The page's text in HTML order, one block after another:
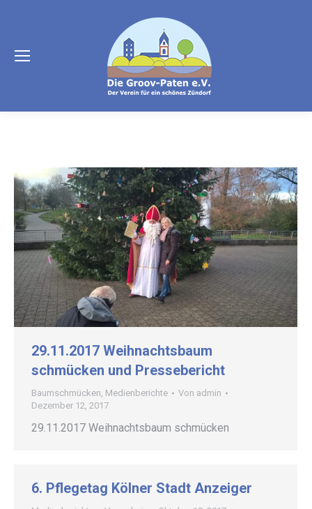
29.11.2017 Weihnachtsbaum
schmücken und Pressebericht
Baumschmücken, Medienberichte Von admin
Dezember 12, 2017
29.11.2017 Weihnachtsbaum schmücken
6. Pflegetag Kölner Stadt Anzeiger